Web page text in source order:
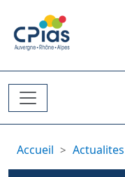
Fil d'Ariane
Accueil Actualites